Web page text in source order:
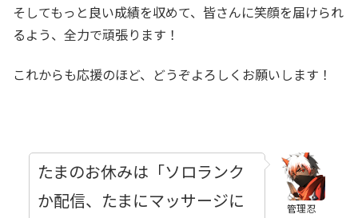
そしてもっと良い成績を収めて、皆さんに笑顔を届けられ
るよう、全力で頑張ります！
これからも応援のほど、どうぞよろしくお願いします！
管理忍
たまのお休みは「ソロランク
か配信、たまにマッサージに